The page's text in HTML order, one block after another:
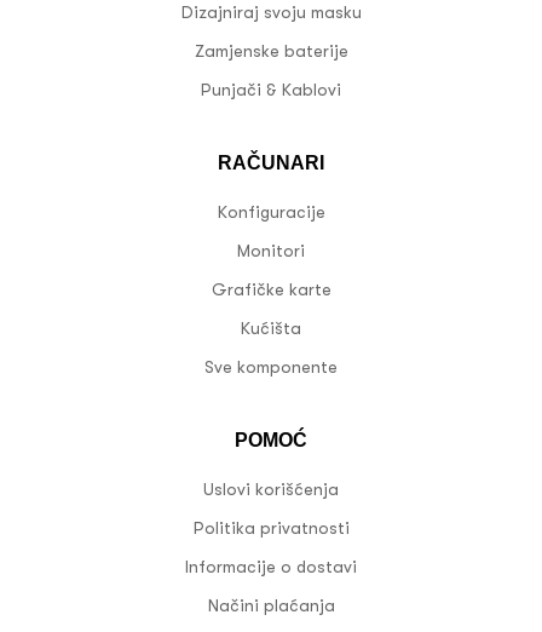
Dizajniraj svoju masku
Zamjenske baterije
Punjači & Kablovi
RAČUNARI
Konfiguracije
Monitori
Grafičke karte
Kućišta
Sve komponente
POMOĆ
Uslovi korišćenja
Politika privatnosti
Informacije o dostavi
Načini plaćanja